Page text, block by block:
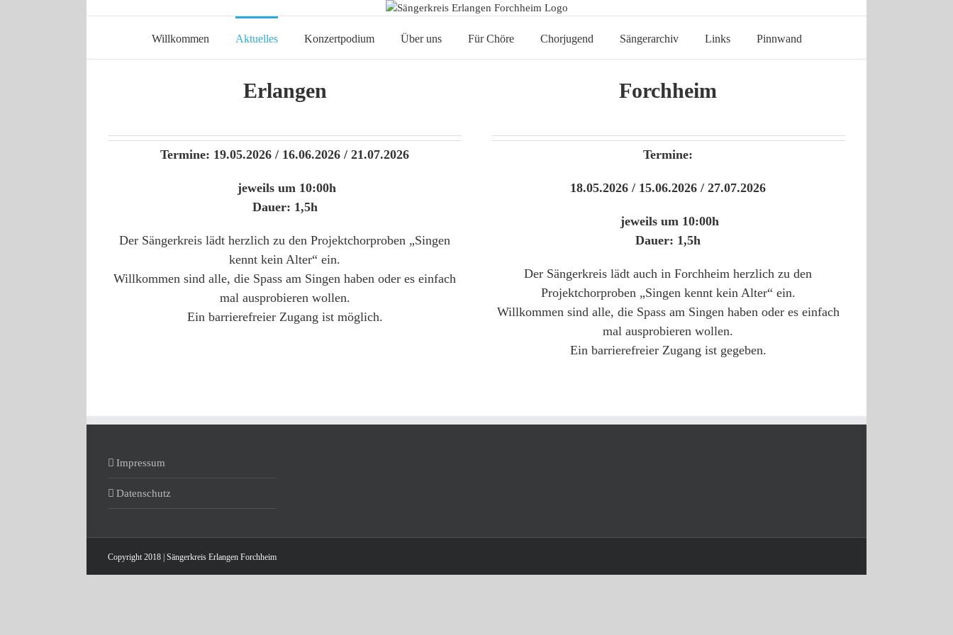
Willkommen Aktuelles Konzertpodium Über uns Für Chöre Chorjugend Sängerarchiv Links Pinnwand
Erlangen
Termine: 19.05.2026 / 16.06.2026 / 21.07.2026
jeweils um 10:00h
Dauer: 1,5h
Der Sängerkreis lädt herzlich zu den Projektchorproben „Singen
kennt kein Alter“ ein.
Willkommen sind alle, die Spass am Singen haben oder es einfach
mal ausprobieren wollen.
Ein barrierefreier Zugang ist möglich.
Forchheim
Termine:
18.05.2026 / 15.06.2026 / 27.07.2026
jeweils um 10:00h
Dauer: 1,5h
Der Sängerkreis lädt auch in Forchheim herzlich zu den
Projektchorproben „Singen kennt kein Alter“ ein.
Willkommen sind alle, die Spass am Singen haben oder es einfach
mal ausprobieren wollen.
Ein barrierefreier Zugang ist gegeben.
Impressum
Datenschutz
Copyright 2018 | Sängerkreis Erlangen Forchheim